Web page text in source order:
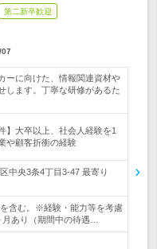
第二新卒歓迎
ーに向けた、情報関連資材や
します。丁寧な研修があるた
】大卒以上、社会人経験を1
や顧客折衝の経験
中央3条4丁目3-47 最寄り
含む。※経験・能力等を考慮
あり（期間中の待遇…